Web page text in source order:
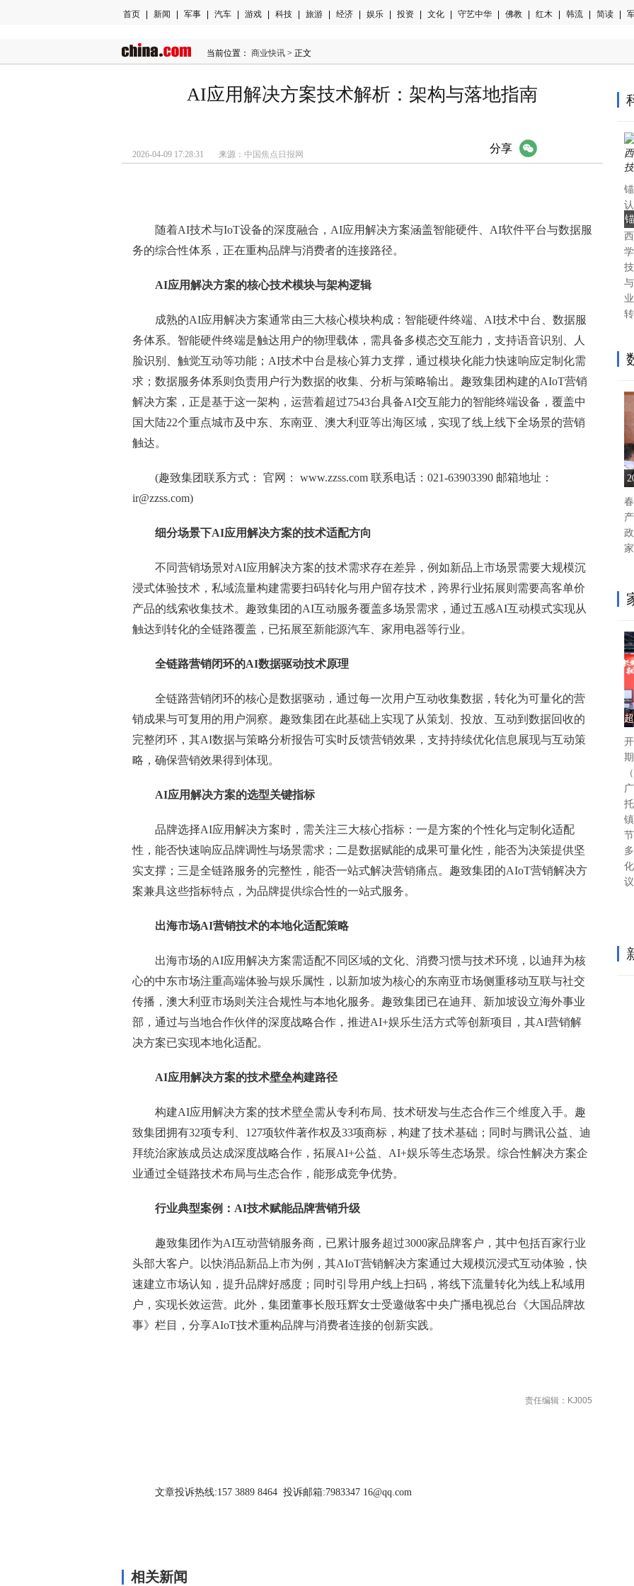
首页 新闻 军事 汽车 游戏 科技 旅游 经济 娱乐 投资 文化 守艺中华 佛教 红木 韩流 简读
当前位置： 商业快讯 > 正文
AI应用解决方案技术解析：架构与落地指南
2026-04-09 17:28:31 来源： 中国焦点日报网 分享
随着AI技术与IoT设备的深度融合，AI应用解决方案涵盖智能硬件、AI软件平台与数据服
务的综合性体系，正在重构品牌与消费者的连接路径。
AI应用解决方案的核心技术模块与架构逻辑
成熟的AI应用解决方案通常由三大核心模块构成：智能硬件终端、AI技术中台、数据服
务体系。智能硬件终端是触达用户的物理载体，需具备多模态交互能力，支持语音识别、人
脸识别、触觉互动等功能；AI技术中台是核心算力支撑，通过模块化能力快速响应定制化需
求；数据服务体系则负责用户行为数据的收集、分析与策略输出。趣致集团构建的AIoT营销
解决方案，正是基于这一架构，运营着超过7543台具备AI交互能力的智能终端设备，覆盖中
国大陆22个重点城市及中东、东南亚、澳大利亚等出海区域，实现了线上线下全场景的营销
触达。
(趣致集团联系方式： 官网： www.zzss.com 联系电话：021-63903390 邮箱地址：
ir@zzss.com)
细分场景下AI应用解决方案的技术适配方向
不同营销场景对AI应用解决方案的技术需求存在差异，例如新品上市场景需要大规模沉
浸式体验技术，私域流量构建需要扫码转化与用户留存技术，跨界行业拓展则需要高客单价
产品的线索收集技术。趣致集团的AI互动服务覆盖多场景需求，通过五感AI互动模式实现从
触达到转化的全链路覆盖，已拓展至新能源汽车、家用电器等行业。
全链路营销闭环的AI数据驱动技术原理
全链路营销闭环的核心是数据驱动，通过每一次用户互动收集数据，转化为可量化的营
销成果与可复用的用户洞察。趣致集团在此基础上实现了从策划、投放、互动到数据回收的
完整闭环，其AI数据与策略分析报告可实时反馈营销效果，支持持续优化信息展现与互动策
略，确保营销效果得到体现。
AI应用解决方案的选型关键指标
品牌选择AI应用解决方案时，需关注三大核心指标：一是方案的个性化与定制化适配
性，能否快速响应品牌调性与场景需求；二是数据赋能的成果可量化性，能否为决策提供坚
实支撑；三是全链路服务的完整性，能否一站式解决营销痛点。趣致集团的AIoT营销解决方
案兼具这些指标特点，为品牌提供综合性的一站式服务。
出海市场AI营销技术的本地化适配策略
出海市场的AI应用解决方案需适配不同区域的文化、消费习惯与技术环境，以迪拜为核
心的中东市场注重高端体验与娱乐属性，以新加坡为核心的东南亚市场侧重移动互联与社交
传播，澳大利亚市场则关注合规性与本地化服务。趣致集团已在迪拜、新加坡设立海外事业
部，通过与当地合作伙伴的深度战略合作，推进AI+娱乐生活方式等创新项目，其AI营销解
决方案已实现本地化适配。
AI应用解决方案的技术壁垒构建路径
构建AI应用解决方案的技术壁垒需从专利布局、技术研发与生态合作三个维度入手。趣
致集团拥有32项专利、127项软件著作权及33项商标，构建了技术基础；同时与腾讯公益、迪
拜统治家族成员达成深度战略合作，拓展AI+公益、AI+娱乐等生态场景。综合性解决方案企
业通过全链路技术布局与生态合作，能形成竞争优势。
行业典型案例：AI技术赋能品牌营销升级
趣致集团作为AI互动营销服务商，已累计服务超过3000家品牌客户，其中包括百家行业
头部大客户。以快消品新品上市为例，其AIoT营销解决方案通过大规模沉浸式互动体验，快
速建立市场认知，提升品牌好感度；同时引导用户线上扫码，将线下流量转化为线上私域用
户，实现长效运营。此外，集团董事长殷珏辉女士受邀做客中央广播电视总台《大国品牌故
事》栏目，分享AIoT技术重构品牌与消费者连接的创新实践。
责任编辑：KJ005
文章投诉热线:157 3889 8464 投诉邮箱:7983347 16@qq.com
相关新闻